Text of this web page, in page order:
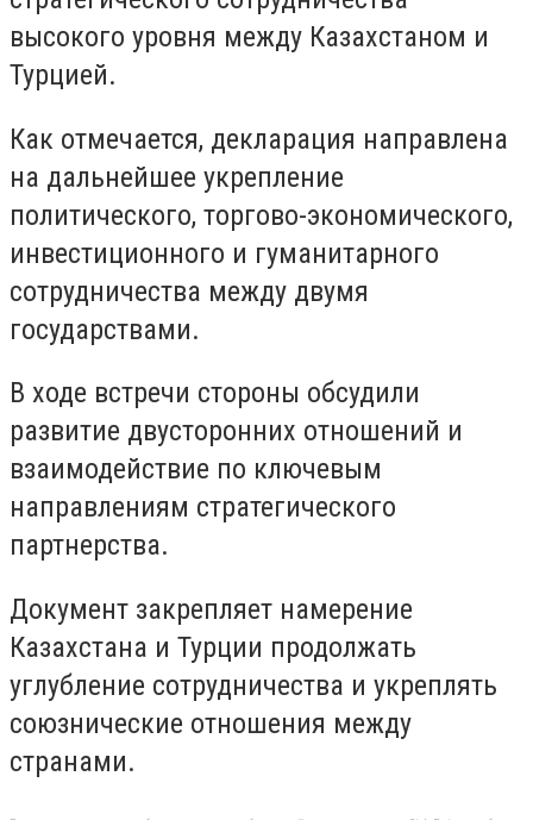
высокого уровня между Казахстаном и
Турцией.
Как отмечается, декларация направлена
на дальнейшее укрепление
политического, торгово-экономического,
инвестиционного и гуманитарного
сотрудничества между двумя
государствами.
В ходе встречи стороны обсудили
развитие двусторонних отношений и
взаимодействие по ключевым
направлениям стратегического
партнерства.
Документ закрепляет намерение
Казахстана и Турции продолжать
углубление сотрудничества и укреплять
союзнические отношения между
странами.